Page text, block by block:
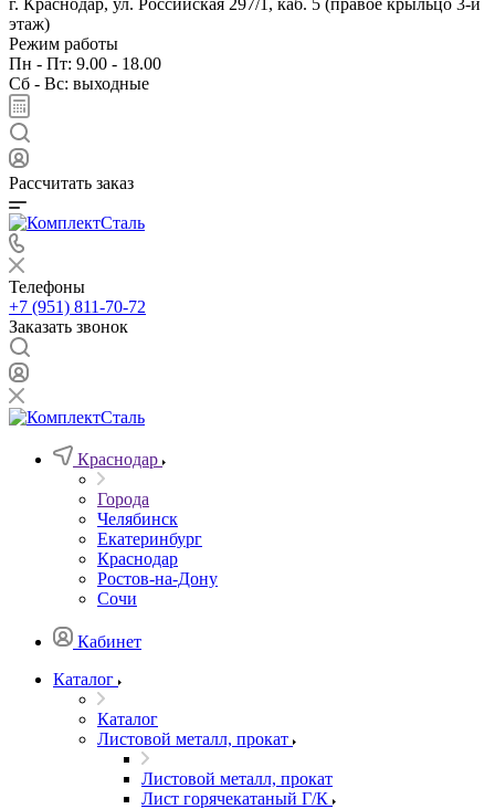
г. Краснодар, ул. Российская 297/1, каб. 5 (правое крыльцо 3-й
этаж)
Режим работы
Пн - Пт: 9.00 - 18.00
Сб - Вс: выходные
Рассчитать заказ
Телефоны
+7 (951) 811-70-72
Заказать звонок
Краснодар
Города
Челябинск
Екатеринбург
Краснодар
Ростов-на-Дону
Сочи
Кабинет
Каталог
Каталог
Листовой металл, прокат
Листовой металл, прокат
Лист горячекатаный Г/К